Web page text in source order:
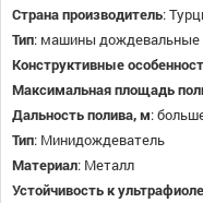
Страна производитель:
Тип: машины дождевальные
Конструктивные
Максимальная площадь
Дальность полива, м:
Тип: Минидождеватель
Материал: Металл
Устойчивость к